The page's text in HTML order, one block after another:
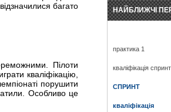
багато
Пілоти
кваліфікацію,
порушити
Особливо це
НАЙБЛИЖЧІ
практика 1
кваліфікація спринт
СПРИНТ
кваліфікація